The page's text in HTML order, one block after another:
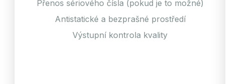
Přenos sériového čísla (pokud je to možné)
Antistatické a bezprašné prostředí
Výstupní kontrola kvality